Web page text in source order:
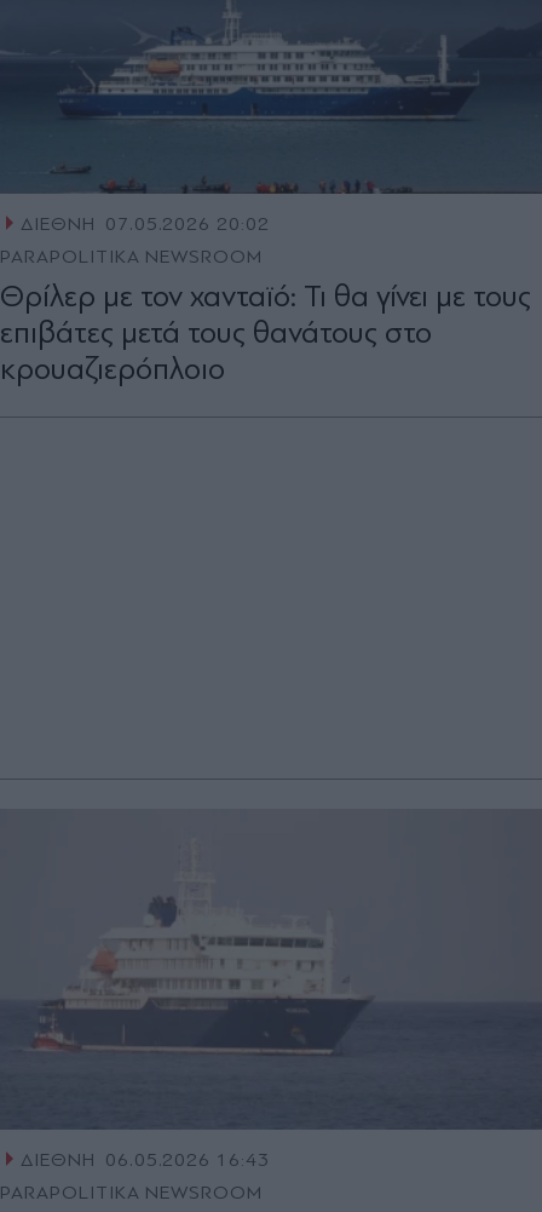
ΔΙΕΘΝΗ
07.05.2026 20:02
PARAPOLITIKA NEWSROOM
Θρίλερ με τον χανταϊό: Τι θα γίνει με τους
επιβάτες μετά τους θανάτους στο
κρουαζιερόπλοιο
ΔΙΕΘΝΗ
06.05.2026 16:43
PARAPOLITIKA NEWSROOM